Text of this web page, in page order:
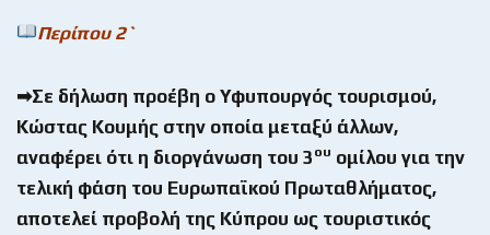
Περίπου 2`
➡Σε δήλωση προέβη ο Υφυπουργός τουρισμού,
Κώστας Κουμής στην οποία μεταξύ άλλων,
αναφέρει ότι η διοργάνωση του 3 ου ομίλου για την
τελική φάση του Ευρωπαϊκού Πρωταθλήματος,
αποτελεί προβολή της Κύπρου ως τουριστικός